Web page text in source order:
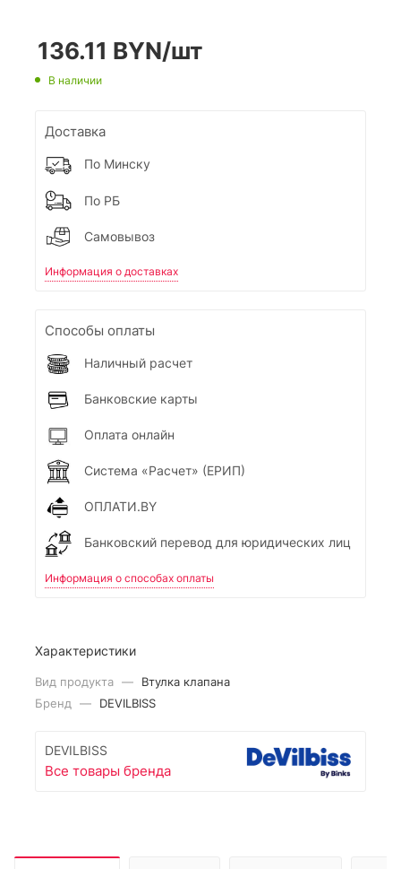
136.11 BYN/шт
В наличии
Доставка
По Минску
По РБ
Самовывоз
Информация о доставках
Способы оплаты
Наличный расчет
Банковские карты
Оплата онлайн
Система «Расчет» (ЕРИП)
ОПЛАТИ.BY
Банковский перевод для юридических лиц
Информация о способах оплаты
Характеристики
Вид продукта —
Втулка клапана
Бренд — DEVILBISS
DEVILBISS
Все товары бренда